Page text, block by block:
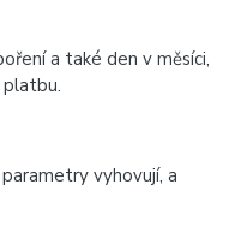
a také den v měsíci,
vyhovují, a